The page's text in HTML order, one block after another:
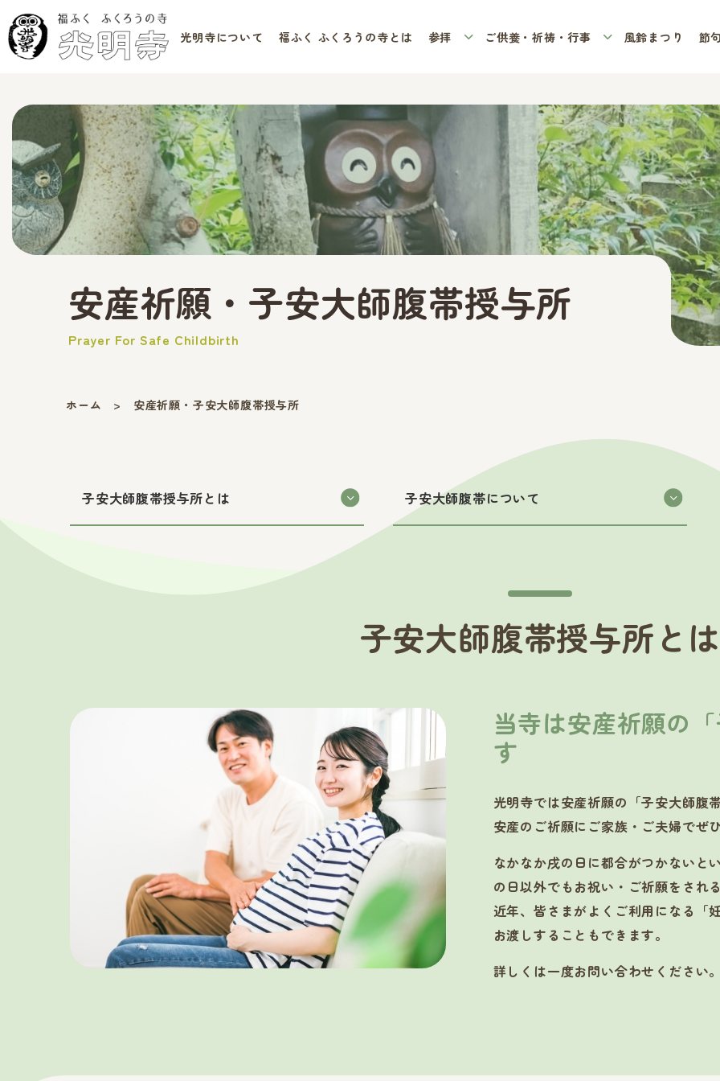
光明寺について 福ふく ふくろうの寺とは 参拝 ご供養・祈祷・行事 風鈴まつり 節
安産祈願・ 子安大師腹帯授与所
Prayer For Safe Childbirth
ホーム > 安産祈願・子安大師腹帯授与所
子安大師腹帯授与所とは 子安大師腹帯について
子安大師腹帯授与所とは
当寺は安産祈願の
す
光明寺では安産祈願の「子安大師腹
安産のご祈願にご家族・ご夫婦でぜ
なかなか戌の日に都合がつかないと
の日以外でもお祝い・ご祈願をされ
近年、皆さまがよくご利用になる「
お渡しすることもできます。
詳しくは一度お問い合わせください